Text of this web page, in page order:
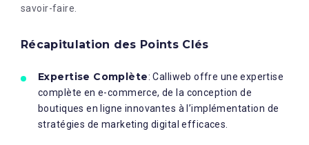
savoir-faire.
Récapitulation des Points Clés
Expertise Complète: Calliweb offre une expertise
complète en e-commerce, de la conception de
boutiques en ligne innovantes à l’implémentation de
stratégies de marketing digital efficaces.